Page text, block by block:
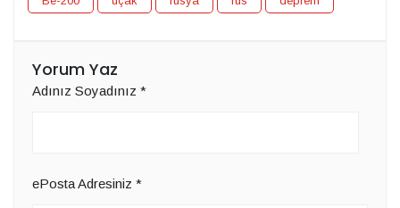
Yorum Yaz
Adınız Soyadınız *
ePosta Adresiniz *